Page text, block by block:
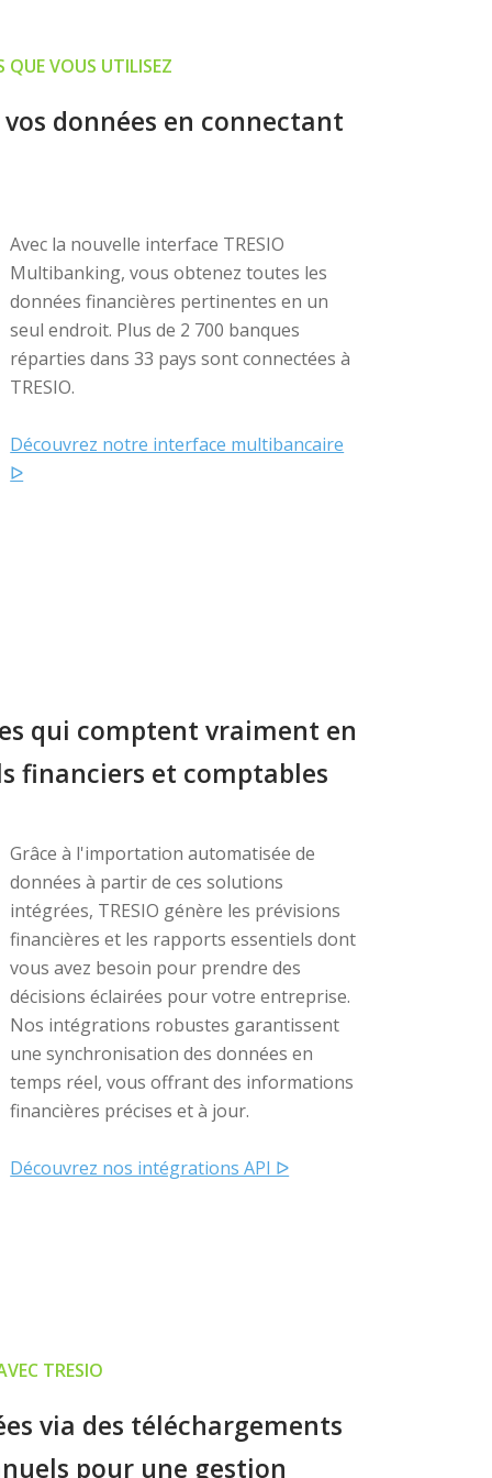
QUE VOUS UTILISEZ
données en connectant
Avec la nouvelle interface TRESIO
Multibanking, vous obtenez toutes les
données financières pertinentes en un
seul endroit. Plus de 2 700 banques
réparties dans 33 pays sont connectées à
TRESIO.
Découvrez notre interface multibancaire
ᐅ
qui comptent vraiment en
financiers et comptables
Grâce à l'importation automatisée de
données à partir de ces solutions
intégrées, TRESIO génère les prévisions
financières et les rapports essentiels dont
vous avez besoin pour prendre des
décisions éclairées pour votre entreprise.
Nos intégrations robustes garantissent
une synchronisation des données en
temps réel, vous offrant des informations
financières précises et à jour.
Découvrez nos intégrations API ᐅ
TRESIO
via des téléchargements
pour une gestion